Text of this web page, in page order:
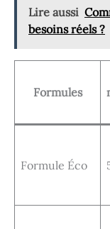
Lire aussi
besoins réels ?
Formules
Formule Éco